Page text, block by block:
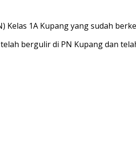
Kelas 1A Kupang yang sudah
bergulir di PN Kupang dan